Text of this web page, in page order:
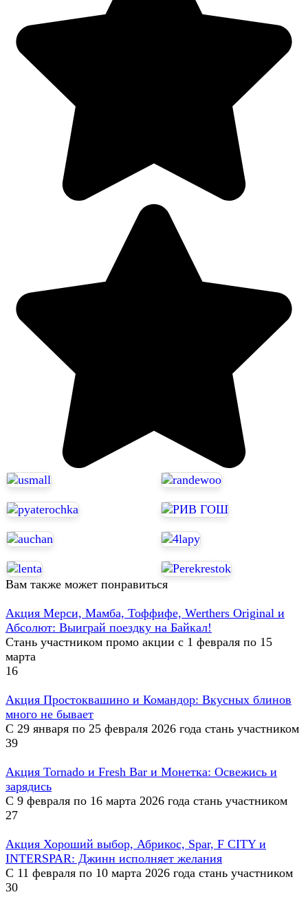
Вам также может понравиться
Акция Мерси, Мамба, Тоффифе, Werthers Original и
Абсолют: Выиграй поездку на Байкал!
Стань участником промо акции с 1 февраля по 15
марта
16
Акция Простоквашино и Командор: Вкусных блинов
много не бывает
С 29 января по 25 февраля 2026 года стань участником
39
Акция Tornado и Fresh Bar и Монетка: Освежись и
зарядись
С 9 февраля по 16 марта 2026 года стань участником
27
Акция Хороший выбор, Абрикос, Spar, F CITY и
INTERSPAR: Джинн исполняет желания
С 11 февраля по 10 марта 2026 года стань участником
30